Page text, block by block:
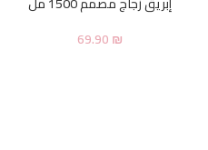
69.90₪